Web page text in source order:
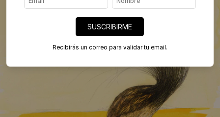
SUSCRIBIRME
Recibirás un correo para validar tu email.